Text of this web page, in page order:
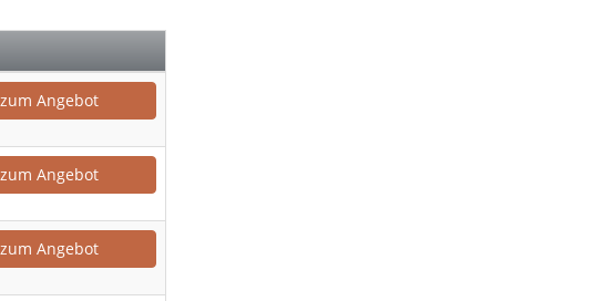
zum Angebot
zum Angebot
zum Angebot